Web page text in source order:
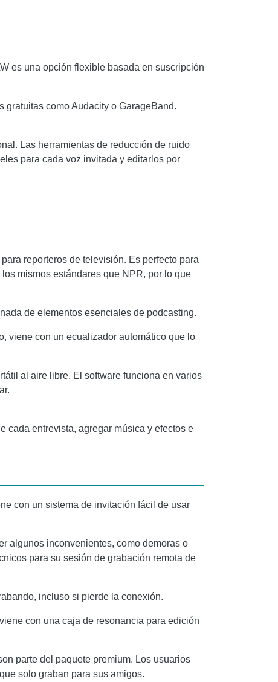
es una opción flexible basada en suscripción
gratuitas comoAudacity o GarageBand.
Las herramientas de reducción de ruido
para cada voz invitada y editarlos por
reporteros de televisión. Es perfecto para
mismos estándares que NPR, por lo que
de elementos esenciales de podcasting.
viene con un ecualizador automático que lo
al aire libre. El software funciona en varios
cada entrevista, agregar música y efectos e
con un sistema de invitación fácil de usar
algunos inconvenientes, como demoras o
para su sesión de grabación remota de
incluso si pierde la conexión.
con una caja de resonancia para edición
parte del paquete premium. Los usuarios
solo graban para sus amigos.